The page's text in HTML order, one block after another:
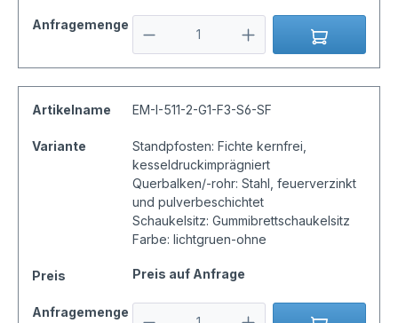
Anfragemenge
Artikelname EM-I-511-2-G1-F3-S6-SF
Variante
Standpfosten: Fichte kernfrei,
kesseldruckimprägniert
Querbalken/-rohr: Stahl, feuerverzinkt
und pulverbeschichtet
Schaukelsitz: Gummibrettschaukelsitz
Farbe: lichtgruen-ohne
Preis Preis auf Anfrage
Anfragemenge